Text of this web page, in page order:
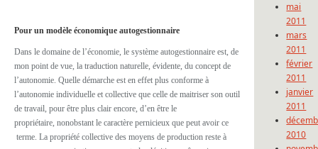
Pour un modèle économique autogestionnaire
Dans le domaine de l’économie, le système autogestionnaire est, de
mon point de vue, la traduction naturelle, évidente, du concept de
l’autonomie. Quelle démarche est en effet plus conforme à
l’autonomie individuelle et collective que celle de maitriser son outil
de travail, pour être plus clair encore, d’en être le
propriétaire, nonobstant le caractère pernicieux que peut avoir ce
terme. La propriété collective des moyens de production reste à
mai
2011
mars
2011
février
2011
janvier
2011
2010